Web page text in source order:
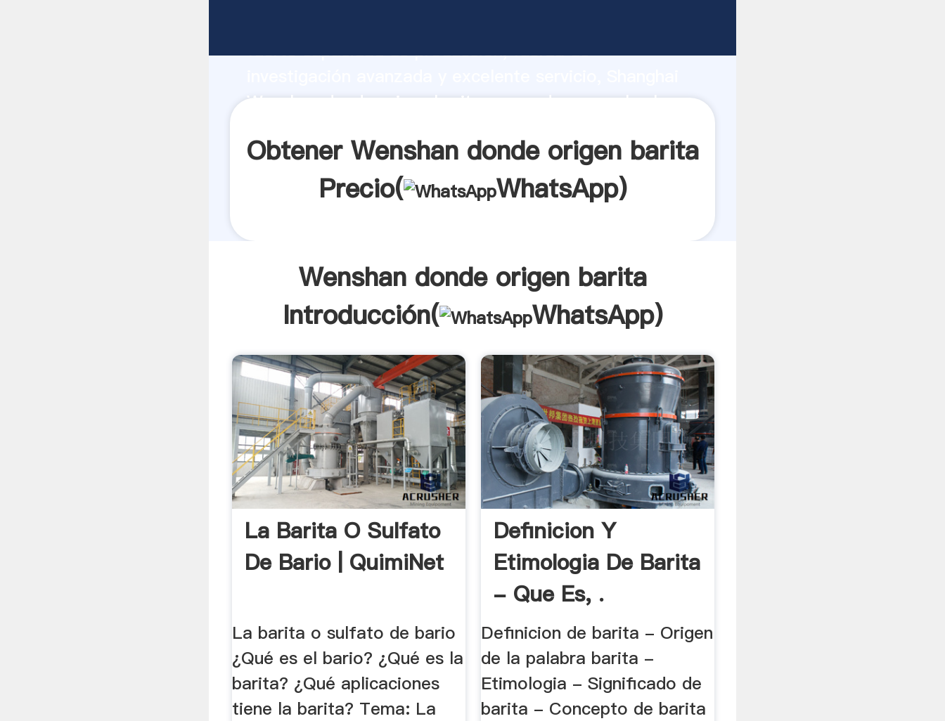
fuerte capacidad de producción, fuerza de
Wenshan donde origen barita proveedor crea el valor y
Obtener Wenshan donde origen barita
Precio(
WhatsApp)
Wenshan donde origen barita
Introducción(
WhatsApp)
La Barita O Sulfato
De Bario | QuimiNet
La barita o sulfato de bario
¿Qué es el bario? ¿Qué es la
barita? ¿Qué aplicaciones
tiene la barita? Tema: La
Definicion Y
Etimologia De Barita
- Que Es, .
Definicion de barita - Origen
de la palabra barita -
Etimologia - Significado de
barita - Concepto de barita